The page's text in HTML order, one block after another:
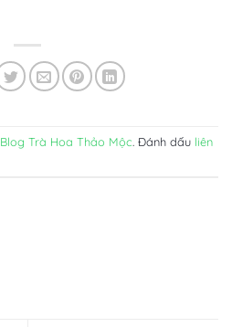
Blog Trà Hoa Thảo Mộc. Đánh dấu liên